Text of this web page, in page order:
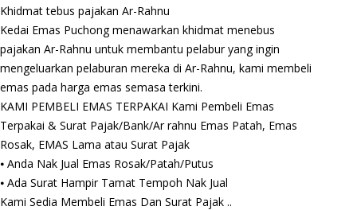
Khidmat tebus pajakan Ar-Rahnu
Kedai Emas Puchong menawarkan khidmat menebus
pajakan Ar-Rahnu untuk membantu pelabur yang ingin
mengeluarkan pelaburan mereka di Ar-Rahnu, kami membeli
emas pada harga emas semasa terkini.
KAMI PEMBELI EMAS TERPAKAI Kami Pembeli Emas
Terpakai & Surat Pajak/Bank/Ar rahnu Emas Patah, Emas
Rosak, EMAS Lama atau Surat Pajak
⦁ Anda Nak Jual Emas Rosak/Patah/Putus
⦁ Ada Surat Hampir Tamat Tempoh Nak Jual
Kami Sedia Membeli Emas Dan Surat Pajak ..